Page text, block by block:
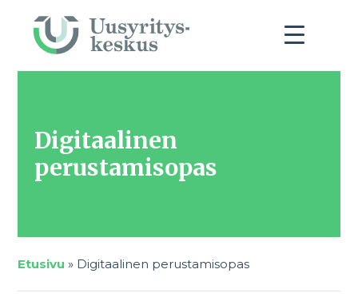
Digitaalinen
perustamisopas
Etusivu » Digitaalinen perustamisopas